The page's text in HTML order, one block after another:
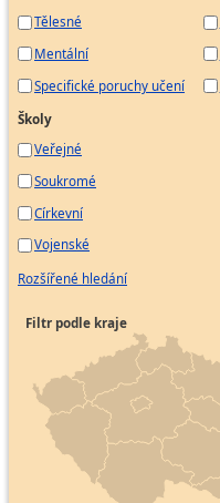
Tělesné
Mentální
Specifické poruchy učení
Školy
Veřejné
Soukromé
Církevní
Vojenské
Rozšířené hledání
Filtr podle kraje